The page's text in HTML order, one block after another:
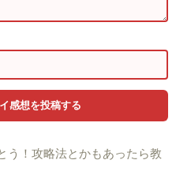
う！攻略法とかもあったら教